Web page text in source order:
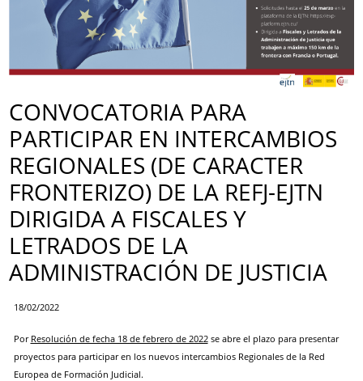
CONVOCATORIA PARA
PARTICIPAR EN INTERCAMBIOS
REGIONALES (DE CARACTER
FRONTERIZO) DE LA REFJ-EJTN
DIRIGIDA A FISCALES Y
LETRADOS DE LA
ADMINISTRACIÓN DE JUSTICIA
18/02/2022
Por Resolución de fecha 18 de febrero de 2022se abre el plazo para presentar
proyectos para participar en los nuevos intercambios Regionales de la Red
Europea de Formación Judicial.